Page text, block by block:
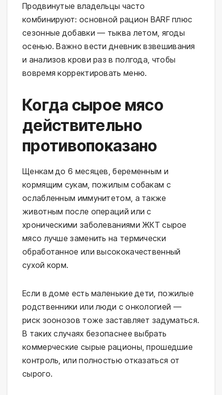
Продвинутые владельцы часто
комбинируют: основной рацион BARF плюс
сезонные добавки — тыква летом, ягоды
осенью. Важно вести дневник взвешивания
и анализов крови раз в полгода, чтобы
вовремя корректировать меню.
Когда сырое мясо
действительно
противопоказано
Щенкам до 6 месяцев, беременным и
кормящим сукам, пожилым собакам с
ослабленным иммунитетом, а также
животным после операций или с
хроническими заболеваниями ЖКТ сырое
мясо лучше заменить на термически
обработанное или высококачественный
сухой корм.
Если в доме есть маленькие дети, пожилые
родственники или люди с онкологией —
риск зоонозов тоже заставляет задуматься.
В таких случаях безопаснее выбрать
коммерческие сырые рационы, прошедшие
контроль, или полностью отказаться от
сырого.